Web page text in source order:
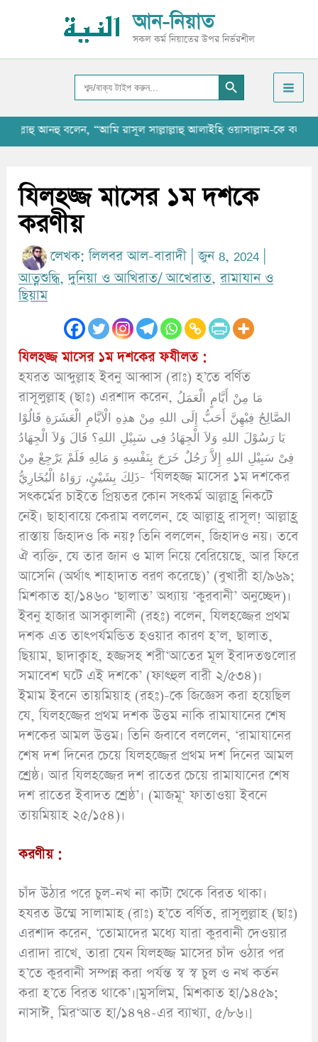
আন-নিয়াত
সকল কর্ম নিয়াতের উপর নির্ভরশীল
Search
for:
Search Button
আনহু বলেন, “আমি রাসূল সাল্লাল্লাহু আলাইহি ওয়াসাল্লাম-কে বলতে
যিলহজ্জ মাসের ১ম দশকে
করণীয়
লেখক: লিলবর আল-বারাদী |জুন 8, 2024
আত্নশুদ্ধি,দুনিয়া ও আখিরাত/ আখেরাত,রামাযান ও
ছিয়াম
যিলহজ্জ মাসের ১ম দশকের ফযীলত :
হযরত আব্দুল্লাহ ইবনু আব্বাস (রাঃ) হ’তে বর্ণিত
রাসূলুল্লাহ (ছাঃ) এরশাদ করেন, مَا مِنْ أَيَّامٍ الْعَمَلُ
الصَّالِحُ فِيْهِنَّ أَحَبُّ إِلَى اللهِ مِنْ هذِهِ الْاَيَّامِ الْعَشَرَةِ قَالُوْا
يَا رَسُوْلَ اللهِ وَلاَ الْجِهَادُ فِى سَبِيْلِ اللهِ؟ قَالَ وَلاَ الْجِهَادُ
فِىْ سَبِيْلِ اللهِ إِلاَّ رَجُلٌ خَرَجَ بِنَفْسِهِ وَ مَالِهِ فَلَمْ يَرْجِعْ مِنْ
ذَلِكَ بِشَيْئٍ، رَوَاهُ الْبُخَارِيُّ- ‘যিলহজ্জ মাসের ১ম দশকের
সৎকর্মের চাইতে প্রিয়তর কোন সৎকর্ম আল্লাহ্র নিকটে
নেই। ছাহাবায়ে কেরাম বললেন, হে আল্লাহ্র রাসূল! আল্লাহ্র
রাস্তায় জিহাদও কি নয়? তিনি বললেন, জিহাদও নয়। তবে
ঐ ব্যক্তি, যে তার জান ও মাল নিয়ে বেরিয়েছে, আর ফিরে
আসেনি (অর্থাৎ শাহাদাত বরণ করেছে)’ (বুখারী হা/৯৬৯;
মিশকাত হা/১৪৬০ ‘ছালাত’ অধ্যায় ‘কুরবানী’ অনুচ্ছেদ)।
ইবনু হাজার আসক্বালানী (রহঃ) বলেন, যিলহজ্জের প্রথম
দশক এত তাৎপর্যমন্ডিত হওয়ার কারণ হ’ল, ছালাত,
ছিয়াম, ছাদাক্বাহ, হজ্জসহ শরী‘আতের মূল ইবাদতগুলোর
সমাবেশ ঘটে এই দশকে’ (ফাৎহুল বারী ২/৫৩৪)।
ইমাম ইবনে তায়মিয়াহ (রহঃ)-কে জিজ্ঞেস করা হয়েছিল
যে, যিলহজ্জের প্রথম দশক উত্তম নাকি রামাযানের শেষ
দশকের আমল উত্তম। তিনি জবাবে বললেন, ‘রামাযানের
শেষ দশ দিনের চেয়ে যিলহজ্জের প্রথম দশ দিনের আমল
শ্রেষ্ঠ। আর যিলহজ্জের দশ রাতের চেয়ে রামাযানের শেষ
দশ রাতের ইবাদত শ্রেষ্ঠ’। (মাজমূ‘ ফাতাওয়া ইবনে
তায়মিয়াহ ২৫/১৫৪)।
করণীয় :
চাঁদ উঠার পরে চুল-নখ না কাটা থেকে বিরত থাকা।
হযরত উম্মে সালামাহ (রাঃ) হ’তে বর্ণিত, রাসূলুল্লাহ (ছাঃ)
এরশাদ করেন, ‘তোমাদের মধ্যে যারা কুরবানী দেওয়ার
এরাদা রাখে, তারা যেন যিলহজ্জ মাসের চাঁদ ওঠার পর
হ’তে কুরবানী সম্পন্ন করা পর্যন্ত স্ব স্ব চুল ও নখ কর্তন
করা হ’তে বিরত থাকে’।[মুসলিম, মিশকাত হা/১৪৫৯;
নাসাঈ, মির‘আত হা/১৪৭৪-এর ব্যাখ্যা, ৫/৮৬।]
ই